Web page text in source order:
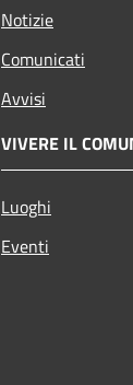
Notizie
Comunicati
Avvisi
VIVERE IL
Luoghi
Eventi